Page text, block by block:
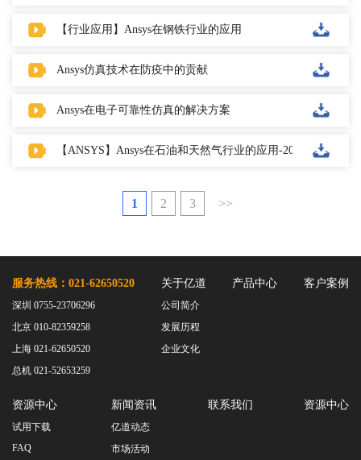
【行业应用】Ansys在钢铁行业的应用
Ansys仿真技术在防疫中的贡献
Ansys在电子可靠性仿真的解决方案
【ANSYS】Ansys在石油和天然气行业的应用-2022
1 2 3 >>
服务热线：021-62650520
深圳 0755-23706296
北京 010-82359258
上海 021-62650520
总机 021-52653259
关于亿道
公司简介
发展历程
企业文化
产品中心 客户案例
资源中心
试用下载
FAQ
新闻资讯
亿道动态
市场活动
联系我们 资源中心